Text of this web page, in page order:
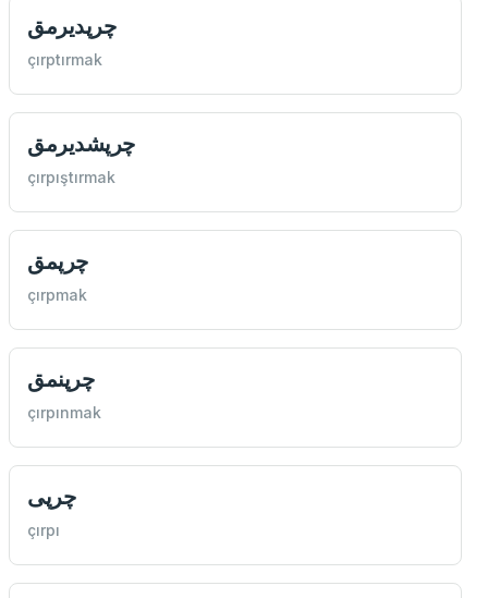
چرپديرمق
çırptırmak
چرپشديرمق
çırpıştırmak
چرپمق
çırpmak
چرپنمق
çırpınmak
چرپی
çırpı